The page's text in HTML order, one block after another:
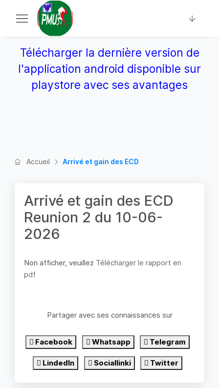
Télécharger la dernière version de
l'application android disponible sur
playstore avec ses avantages
Accueil Arrivé et gain des ECD
Arrivé et gain des ECD
Reunion 2 du 10-06-
2026
Non afficher, veuillez Télécharger le rapport en
pdf
Partager avec ses connaissances sur
Facebook Whatsapp Telegram
LindedIn Sociallinki Twitter